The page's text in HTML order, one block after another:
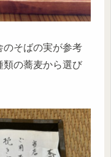
のそばの実が参考
類の蕎麦から選び